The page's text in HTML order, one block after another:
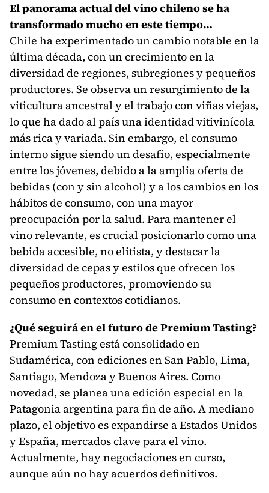
El panorama actual del vino chileno se ha
transformado mucho en este tiempo…
Chile ha experimentado un cambio notable en la
última década, con un crecimiento en la
diversidad de regiones, subregiones y pequeños
productores. Se observa un resurgimiento de la
viticultura ancestral y el trabajo con viñas viejas,
lo que ha dado al país una identidad vitivinícola
más rica y variada. Sin embargo, el consumo
interno sigue siendo un desafío, especialmente
entre los jóvenes, debido a la amplia oferta de
bebidas (con y sin alcohol) y a los cambios en los
hábitos de consumo, con una mayor
preocupación por la salud. Para mantener el
vino relevante, es crucial posicionarlo como una
bebida accesible, no elitista, y destacar la
diversidad de cepas y estilos que ofrecen los
pequeños productores, promoviendo su
consumo en contextos cotidianos.
¿Qué seguirá en el futuro de Premium Tasting?
Premium Tasting está consolidado en
Sudamérica, con ediciones en San Pablo, Lima,
Santiago, Mendoza y Buenos Aires. Como
novedad, se planea una edición especial en la
Patagonia argentina para fin de año. A mediano
plazo, el objetivo es expandirse a Estados Unidos
y España, mercados clave para el vino.
Actualmente, hay negociaciones en curso,
aunque aún no hay acuerdos definitivos.